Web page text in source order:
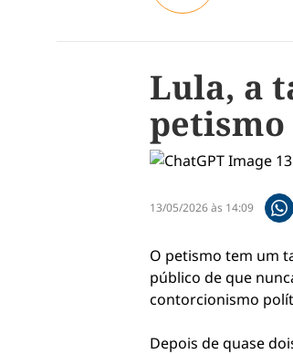
Lula, a
petismo
13/05/2026 às 14:09
O petismo tem um
público de que
contorcionismo
Depois de quase